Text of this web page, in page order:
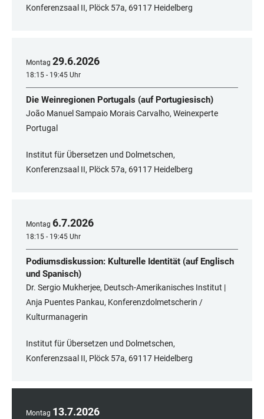
Konferenzsaal II, Plöck 57a, 69117 Heidelberg
Montag 29.6.2026
18:15 - 19:45 Uhr
Die Weinregionen Portugals (auf Portugiesisch)
João Manuel Sampaio Morais Carvalho, Weinexperte
Portugal
Institut für Übersetzen und Dolmetschen,
Konferenzsaal II, Plöck 57a, 69117 Heidelberg
Montag 6.7.2026
18:15 - 19:45 Uhr
Podiumsdiskussion: Kulturelle Identität (auf Englisch
und Spanisch)
Dr. Sergio Mukherjee, Deutsch-Amerikanisches Institut |
Anja Puentes Pankau, Konferenzdolmetscherin /
Kulturmanagerin
Institut für Übersetzen und Dolmetschen,
Konferenzsaal II, Plöck 57a, 69117 Heidelberg
Montag 13.7.2026